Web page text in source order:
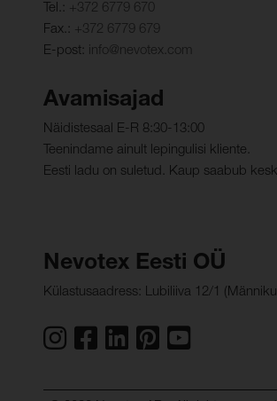
Tel.: +372 6779 670
Fax.: +372 6779 679
E-post: info@nevotex.com
Avamisajad
Näidistesaal E-R 8:30-13:00
Teenindame ainult lepingulisi kliente.
Eesti ladu on suletud. Kaup saabub
Nevotex Eesti OÜ
Külastusaadress: Lubiliiva 12/1